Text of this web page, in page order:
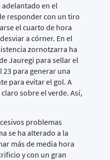
adelantado en el
responder con un tiro
el cuarto de hora
a córner. En el
zornotzarra ha
Jauregi para sellar el
para generar una
para evitar el gol. A
sobre el verde. Así,
problemas
se ha alterado a la
más de media hora
y con un gran